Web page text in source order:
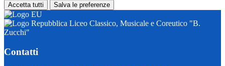
Accetta tutti Salva le preferenze
Liceo Classico, Musicale e Coreutico "B.
Zucchi"
Contatti